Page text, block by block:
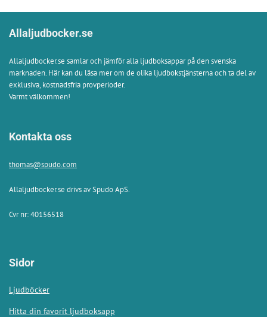
Allaljudbocker.se
Allaljudbocker.se samlar och jämför alla ljudboksappar på den svenska
marknaden. Här kan du läsa mer om de olika ljudbokstjänsterna och ta del av
exklusiva, kostnadsfria provperioder.
Varmt välkommen!
Kontakta oss
thomas@spudo.com
Allaljudbocker.se drivs av Spudo ApS.
Cvr nr: 40156518
Sidor
Ljudböcker
Hitta din favorit ljudboksapp